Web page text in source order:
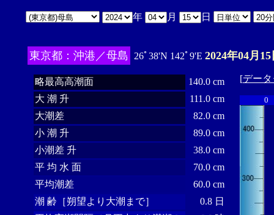
年 月 日
東京都：沖港／母島 26ﾟ38'N 142ﾟ9'E 2024年04月
略最高高潮面
140.0 cm
大 潮 升
111.0 cm
大潮差
82.0 cm
小 潮 升
89.0 cm
小潮差 升
38.0 cm
平 均 水 面
70.0 cm
平均潮差
60.0 cm
潮 齢［朔望より大潮まで］
0.8 日
[デー
0